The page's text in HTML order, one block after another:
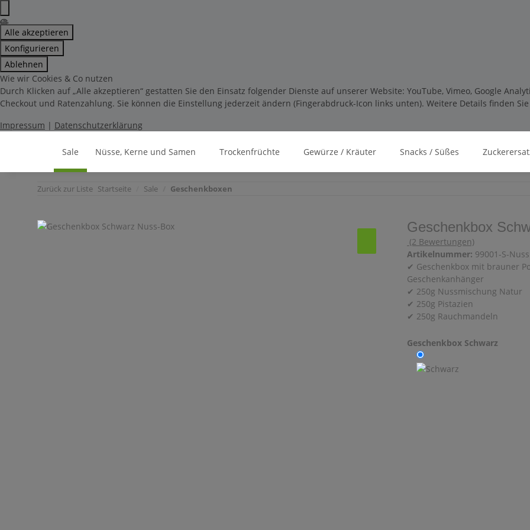
Alle akzeptieren
Konfigurieren
Ablehnen
Wie wir Cookies & Co nutzen
Durch Klicken auf „Alle akzeptieren“ gestatten Sie den Einsatz folgender Dienste auf unserer Website: YouTube, Vimeo, Google
Checkout und Ratenzahlung. Sie können die Einstellung jederzeit ändern (Fingerabdruck-Icon links unten). Weitere Details finden
Impressum | Datenschutzerklärung
Sale Nüsse, Kerne und Samen Trockenfrüchte Gewürze / Kräuter Snacks / Süßes
Zurück zur Liste Startseite Sale Geschenkboxen
Geschenkbox
(2 Bewertungen)
Artikelnummer: 99001-S-Nuss
✔ Geschenkbox mit brauner
Geschenkanhänger
✔ 250g Nussmischung Natur
✔ 250g Pistazien
✔ 250g Rauchmandeln
Geschenkbox Schwarz